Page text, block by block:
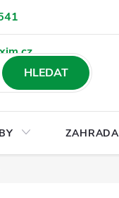
stažení
HLEDAT
ZAHRADA